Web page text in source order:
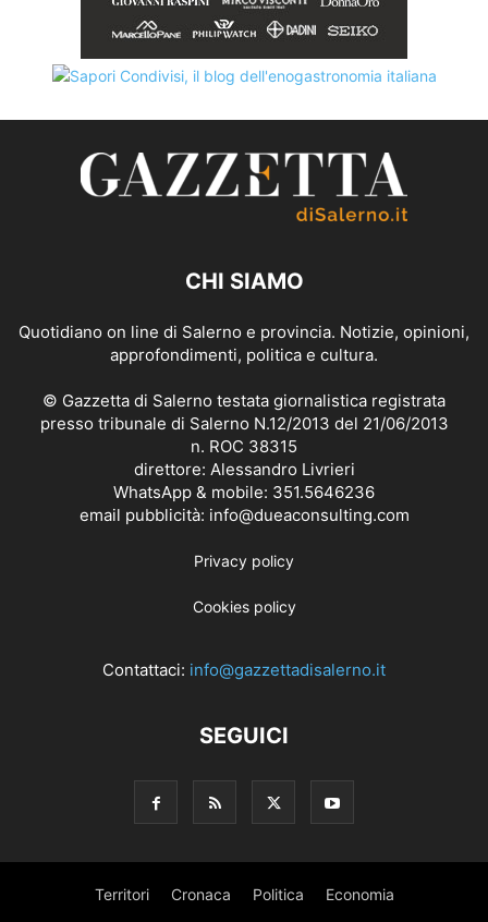
CHI SIAMO
Quotidiano on line di Salerno e provincia. Notizie, opinioni,
approfondimenti, politica e cultura.
© Gazzetta di Salerno testata giornalistica registrata
presso tribunale di Salerno N.12/2013 del 21/06/2013
n. ROC 38315
direttore: Alessandro Livrieri
WhatsApp & mobile: 351.5646236
email pubblicità: info@dueaconsulting.com
Privacy policy
Cookies policy
Contattaci: info@gazzettadisalerno.it
SEGUICI
Territori Cronaca Politica Economia